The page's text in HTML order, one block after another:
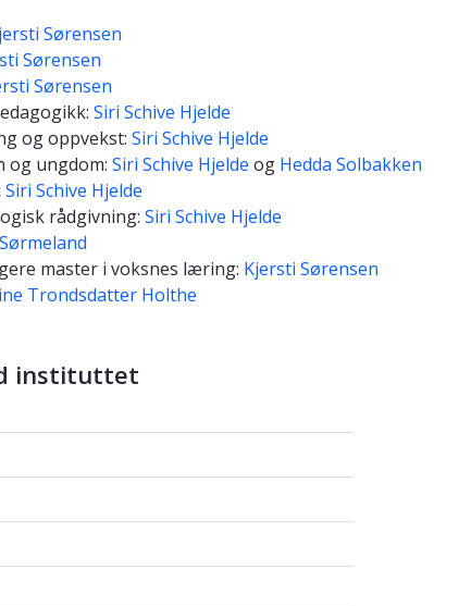
Sørensen
Sørensen
Sørensen
Siri Schive Hjelde
og oppvekst: Siri Schive Hjelde
og ungdom: Siri Schive Hjelde og Hedda Solbakken
Siri Schive Hjelde
rådgivning: Siri Schive Hjelde
master i voksnes læring: Kjersti Sørensen
Trondsdatter Holthe
instituttet